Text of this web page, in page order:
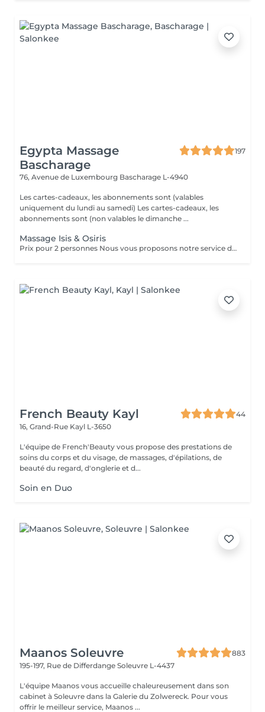
Egypta Massage
Bascharage
197
76, Avenue de Luxembourg Bascharage L-4940
Les cartes-cadeaux, les abonnements sont (valables
uniquement du lundi au samedi) Les cartes-cadeaux, les
abonnements sont (non valables le dimanche ...
Massage Isis & Osiris
Prix pour 2 personnes Nous vous proposons notre service de massage pour couples. Le massage en couple vous permet de profiter de notre massothérapie en compagnie de votre conjoint dans une seule pièce. Cela permettrait aux couples d'en profiter doublement. Le couple bénéficie d'un moment en or pour renouer avec l'autre et ils peuvent apprendre comment prendre soin l'un de l'autre ou se mettre à l'aise mutuellement.
French Beauty Kayl
44
16, Grand-Rue Kayl L-3650
L'équipe de French'Beauty vous propose des prestations de
soins du corps et du visage, de massages, d'épilations, de
beauté du regard, d'onglerie et d...
Soin en Duo
Maanos Soleuvre
883
195-197, Rue de Differdange Soleuvre L-4437
L'équipe Maanos vous accueille chaleureusement dans son
cabinet à Soleuvre dans la Galerie du Zolwereck. Pour vous
offrir le meilleur service, Maanos ...